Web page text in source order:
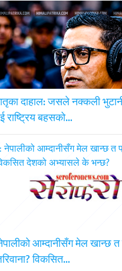
दाहाल: जसले नक्कली
राष्ट्रिय बहसको…
आम्दानीसँग मेल खान्छ त
विकसित…